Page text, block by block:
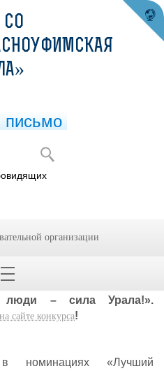
победителей
люди – сила
и призеров
сфере противодействия
люди – сила Урала!».
сайте конкурса!
в номинациях «Лучший
СО
письмо
организации